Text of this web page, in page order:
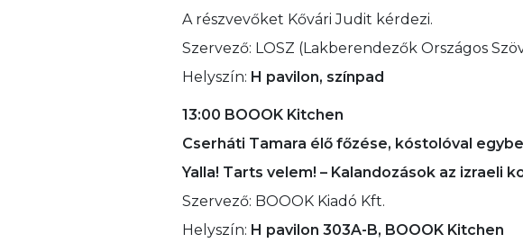
A részvevőket Kővári Judit kérdezi.
Szervező: LOSZ (Lakberendezők Országos
Helyszín: H pavilon, színpad
13:00 BOOOK Kitchen
Cserháti Tamara élő főzése, kóstolóval
Yalla! Tarts velem! – Kalandozások az izraeli
Szervező: BOOOK Kiadó Kft.
Helyszín: H pavilon 303A-B, BOOOK Kitchen